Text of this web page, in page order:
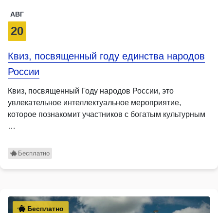
АВГ
20
Квиз, посвященный году единства народов
России
Квиз, посвященный Году народов России, это
увлекательное интеллектуальное мероприятие,
которое познакомит участников с богатым культурным
…
Бесплатно
Бесплатно